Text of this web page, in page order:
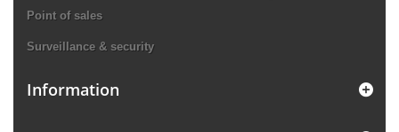
Point of sales
Surveillance & security
Information